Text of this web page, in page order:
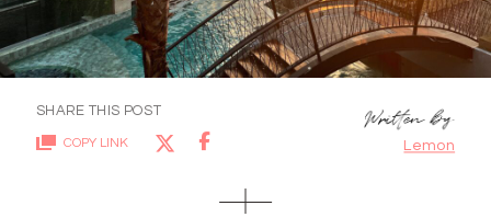
SHARE THIS POST
COPY LINK Lemon